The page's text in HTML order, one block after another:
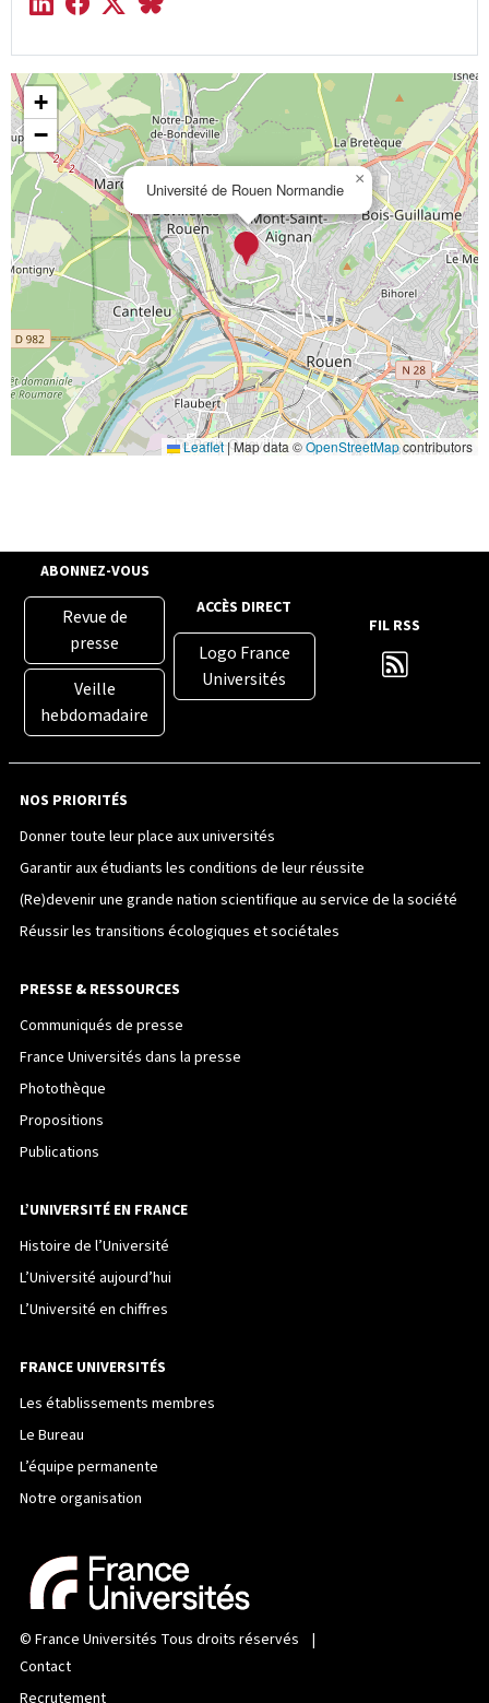
Université de Rouen Normandie
×
+
−
Leaflet |Map data ©OpenStreetMapcontributors
ABONNEZ-VOUS
Revue de
presse
Veille
hebdomadaire
ACCÈS DIRECT
Logo France
Universités
FIL RSS
NOS PRIORITÉS
Donner toute leur place aux universités
Garantir aux étudiants les conditions de leur réussite
(Re)devenir une grande nation scientifique au service de la société
Réussir les transitions écologiques et sociétales
PRESSE & RESSOURCES
Communiqués de presse
France Universités dans la presse
Photothèque
Propositions
Publications
L’UNIVERSITÉ EN FRANCE
Histoire de l’Université
L’Université aujourd’hui
L’Université en chiffres
FRANCE UNIVERSITÉS
Les établissements membres
Le Bureau
L’équipe permanente
Notre organisation
© France Universités Tous droits réservés |
Contact
Recrutement